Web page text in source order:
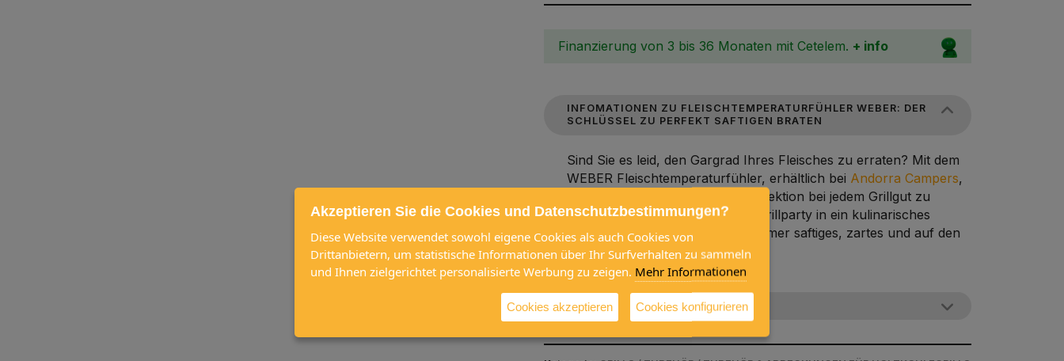
Finanzierung von 3 bis 36 Monaten mit Cetelem. + info
INFOMATIONEN ZU FLEISCHTEMPERATURFÜHLER WEBER: DER
SCHLÜSSEL ZU PERFEKT SAFTIGEN BRATEN
Sind Sie es leid, den Gargrad Ihres Fleisches zu erraten? Mit dem
WEBER Fleischtemperaturfühler, erhältlich bei Andorra Campers,
ist es jetzt einfacher denn je, Perfektion bei jedem Grillgut zu
erreichen. Verwandeln Sie jede Grillparty in ein kulinarisches
Meisterwerk und genießen Sie immer saftiges, zartes und auf den
Punkt gegartes Fleisch.
PRODUKTBESCHREIBUNG
Akzeptieren Sie die Cookies und Datenschutzbestimmungen?
Diese Website verwendet sowohl eigene Cookies als auch Cookies von
Drittanbietern, um statistische Informationen über Ihr Surfverhalten zu sammeln
und Ihnen zielgerichtet personalisierte Werbung zu zeigen. Mehr Informationen
Cookies akzeptieren Cookies konfigurieren